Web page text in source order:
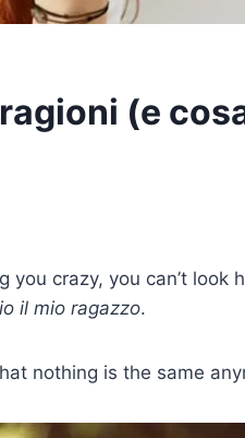
(e
crazy, you can’t look
il mio ragazzo.
nothing is the same